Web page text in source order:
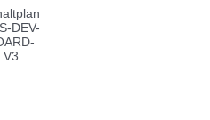
DEV-
V3